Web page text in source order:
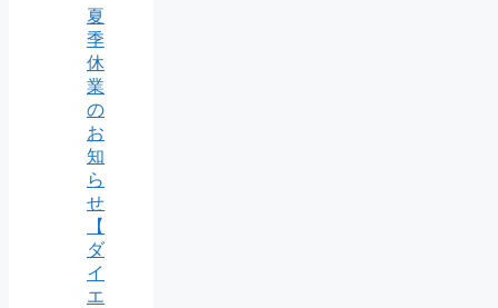
夏
季
休
業
の
お
知
ら
せ
【
ダ
イ
エ